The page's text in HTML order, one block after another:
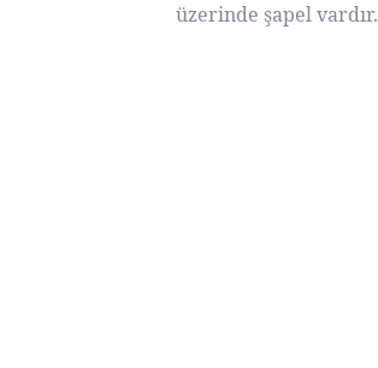
üzerinde şapel vardır.